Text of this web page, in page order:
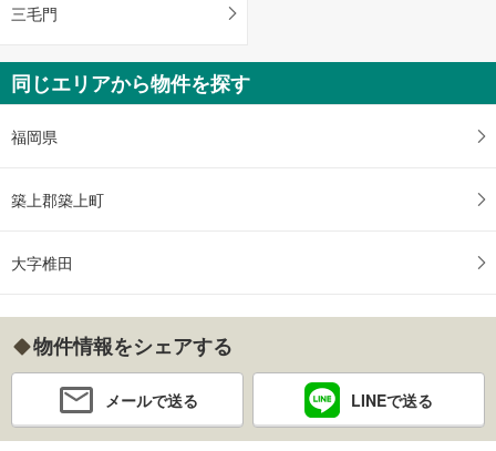
三毛門
同じエリアから物件を探す
福岡県
築上郡築上町
大字椎田
物件情報をシェアする
メールで送る LINEで送る